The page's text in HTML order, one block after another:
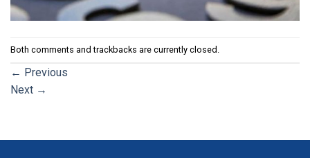
Both comments and trackbacks are currently closed.
← Previous
Next →